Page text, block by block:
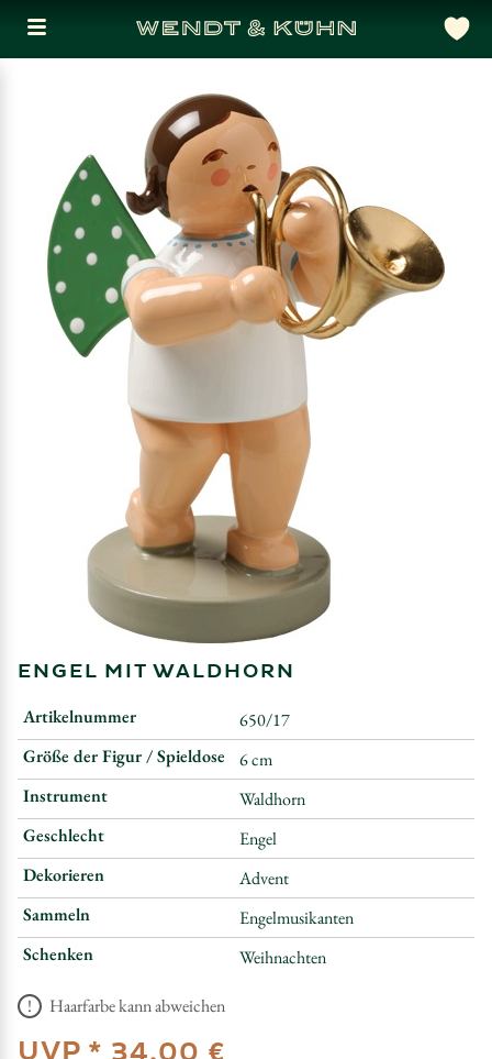
ENGEL MIT WALDHORN
Artikelnummer
650/17
Größe der Figur / Spieldose
6 cm
Instrument
Waldhorn
Geschlecht
Engel
Dekorieren
Advent
Sammeln
Engelmusikanten
Schenken
Weihnachten
Haarfarbe kann abweichen
UVP *